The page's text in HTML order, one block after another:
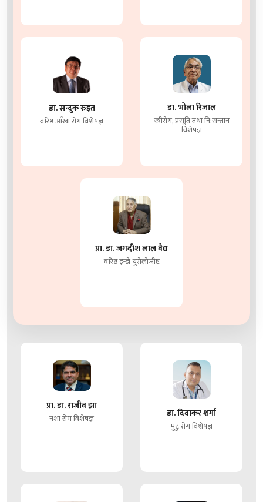
डा. सन्दुक रुइत
वरिष्ठ आँखा रोग विशेषज्ञ
डा. भोला रिजाल
स्त्रीरोग, प्रसूति तथा नि:सन्तान
विशेषज्ञ
प्रा. डा. जगदीश लाल वैद्य
वरिष्ठ इन्डो-युरोलोजीष्ट
प्रा. डा. राजीव झा
नशा रोग विशेषज्ञ डा. दिवाकर शर्मा
मुटु रोग विशेषज्ञ